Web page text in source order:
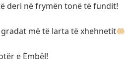
deri në frymën tonë të fundit!
më të larta të xhehnetit
e Ëmbël!